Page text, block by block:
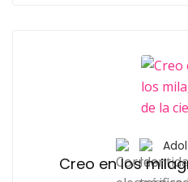
Creo en los